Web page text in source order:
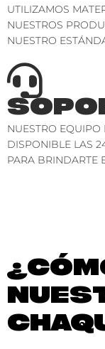
UTILIZAMOS
NUESTROS
NUESTRO
NUESTRO EQUIPO
DISPONIBLE LAS
PARA BRINDARTE